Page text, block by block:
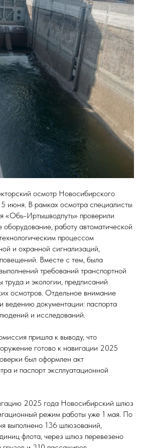
осмотр Новосибирского
июня. В рамках осмотра специалисты
Иртышводпуть» проверили
оборудование, работу автоматической
процессом
и охранной сигнализаций,
Вместе с тем, была
требований транспортной
труда и экологии, предписаний
осмотров. Отдельное внимание
ведению документации: паспорта
и исследований.
пришла к выводу, что
готово к навигации 2025
был оформлен акт
и паспорт эксплуатационной
2025 года Новосибирский шлюз
режим работы уже 1 мая. По
выполнено 136 шлюзований,
флота, через шлюз перевезено